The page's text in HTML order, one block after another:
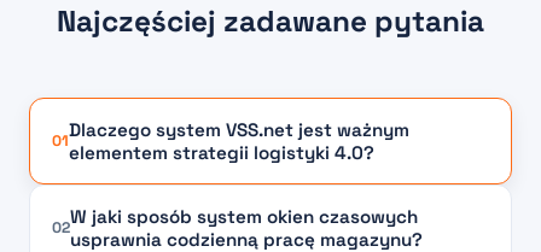
Najczęściej zadawane pytania
01Dlaczego system VSS.net jest ważnym
elementem strategii logistyki 4.0?
02W jaki sposób system okien czasowych
usprawnia codzienną pracę magazynu?